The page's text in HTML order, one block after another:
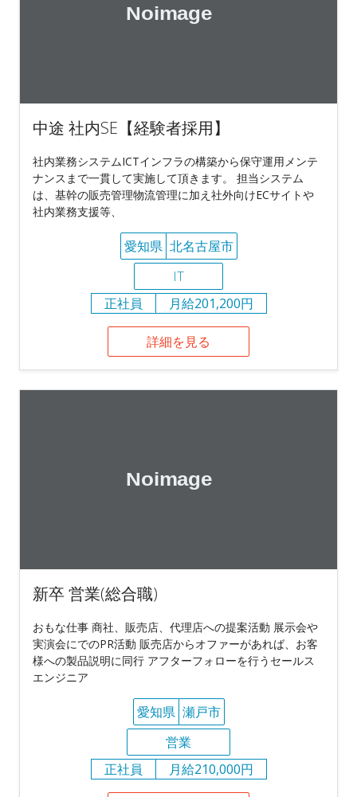
中途 社内SE【経験者採用】
社内業務システムICTインフラの構築から保守運用メンテ
ナンスまで一貫して実施して頂きます。 担当システム
は、基幹の販売管理物流管理に加え社外向けECサイトや
社内業務支援等、
愛知県 北名古屋市
IT
正社員
月給201,200円
詳細を見る
新卒 営業(総合職)
おもな仕事 商社、販売店、代理店への提案活動 展示会や
実演会にでのPR活動 販売店からオファーがあれば、お客
様への製品説明に同行 アフターフォローを行うセールス
エンジニア
愛知県 瀬戸市
営業
正社員
月給210,000円